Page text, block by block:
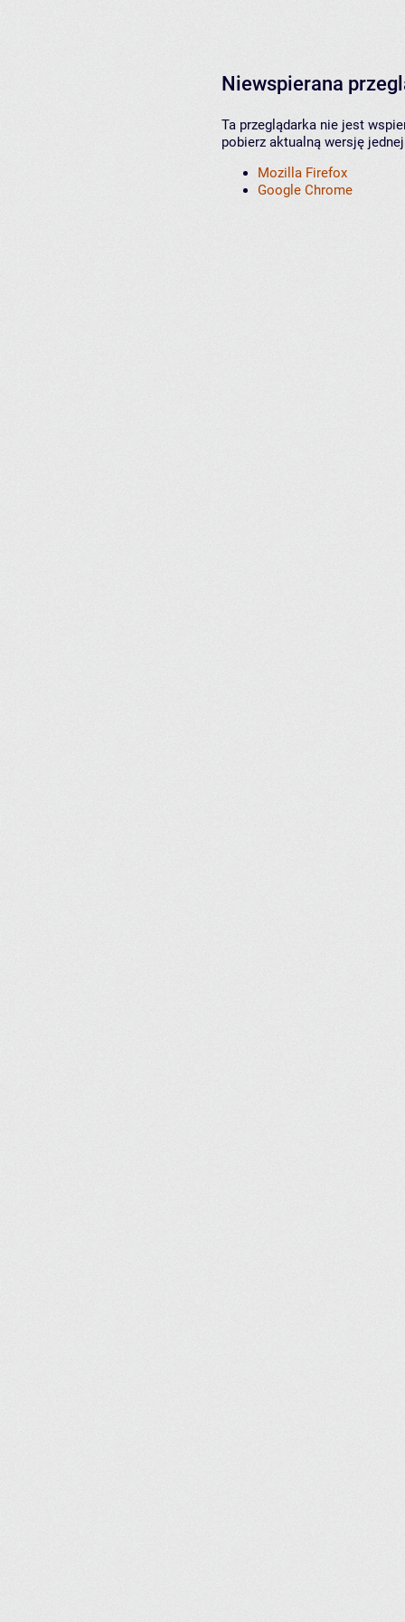
Niewspierana
Ta przeglądarka nie jest
pobierz aktualną wersję
Mozilla Firefox
Google Chrome